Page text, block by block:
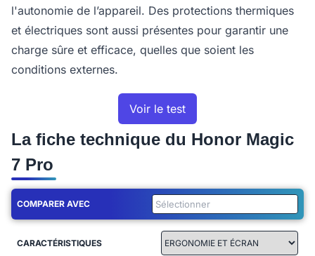
l'autonomie de l’appareil. Des protections thermiques
et électriques sont aussi présentes pour garantir une
charge sûre et efficace, quelles que soient les
conditions externes.
Voir le test
La fiche technique du Honor Magic
7 Pro
COMPARER AVEC
CARACTÉRISTIQUES